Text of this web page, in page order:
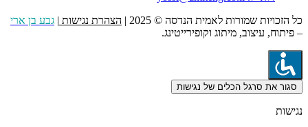
כל הזכויות שמורות לאמית הנדסה © 2025 |
הצהרת נגישות | גבע בן ארי
– פיתוח, עיצוב, מיתוג וקופירייטינג.
סגור את סרגל הכלים של נגישות
נגישות